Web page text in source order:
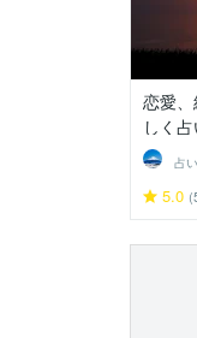
恋愛
しく
占
5.0